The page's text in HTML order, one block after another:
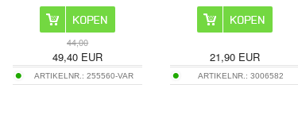
44,00
49,40 EUR
ARTIKELNR.: 255560-VAR
21,90 EUR
ARTIKELNR.:3006582